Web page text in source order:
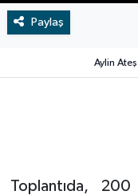
Paylaş
Aylin Ateş
Toplantıda,
Vefat